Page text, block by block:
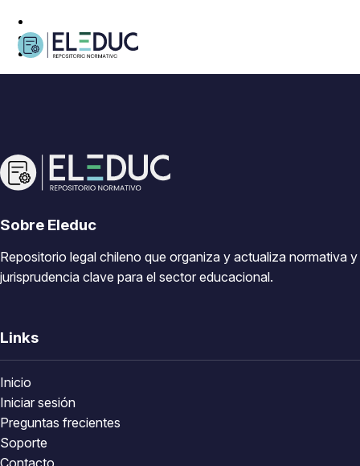
Sobre Eleduc
Repositorio legal chileno que organiza y actualiza normativa y
jurisprudencia clave para el sector educacional.
Links
Inicio
Iniciar sesión
Preguntas frecientes
Soporte